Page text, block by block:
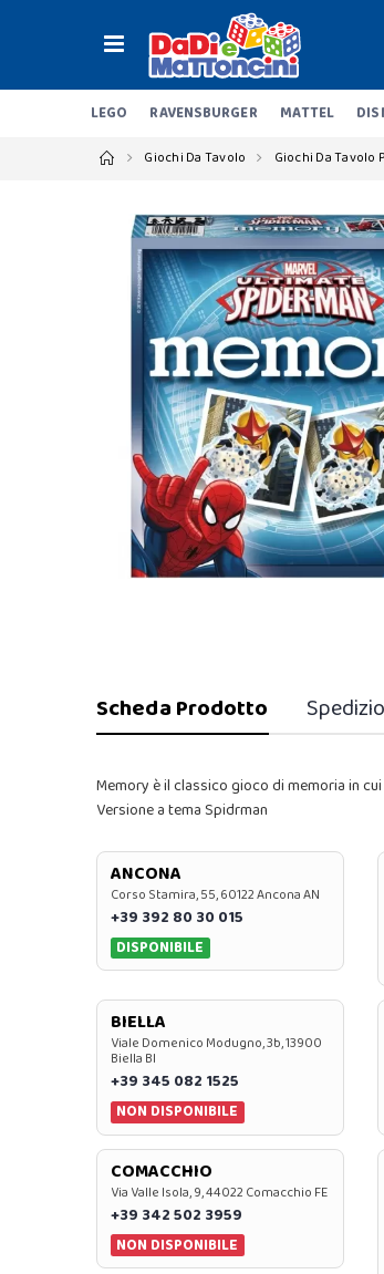
LEGO RAVENSBURGER MATTEL
Giochi Da Tavolo Giochi Da Tavolo
Scheda Prodotto
Memory è il classico gioco di memoria in
Versione a tema Spidrman
ANCONA
Corso Stamira, 55, 60122 Ancona AN
+39 392 80 30 015
DISPONIBILE
BIELLA
Viale Domenico Modugno, 3b, 13900
Biella BI
+39 345 082 1525
NON DISPONIBILE
COMACCHIO
Via Valle Isola, 9, 44022 Comacchio FE
+39 342 502 3959
NON DISPONIBILE